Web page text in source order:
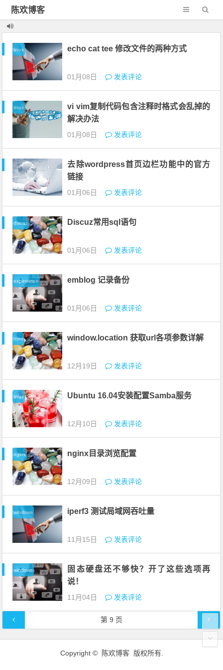
陈欢博客
linux echo cat tee 修改文件的两种方式
01月08日 发表评论
linux
vi vim复制代码包含注释时格式会乱掉的
解决办法
01月08日 发表评论
去除wordpress首页边栏功能中的官方
链接
01月06日 发表评论
discuz Discuz常用sql语句
01月06日 发表评论
experience emblog 记录备份
01月06日 发表评论
html window.location 获取url各项参数详解
12月19日 发表评论
linux Ubuntu 16.04安装配置Samba服务
12月10日 发表评论
nginx nginx目录浏览配置
12月09日 发表评论
windows iperf3 测试局域网吞吐量
11月15日 发表评论
windows
固态硬盘还不够快？开了这些选项再
说！
11月04日 发表评论
文章导航 第 9 页
Copyright © 陈欢博客 版权所有.